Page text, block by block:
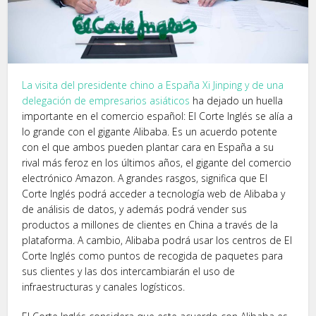
La visita del presidente chino a España Xi Jinping y de una
delegación de empresarios asiáticos ha dejado un huella
importante en el comercio español: El Corte Inglés se alía a
lo grande con el gigante Alibaba. Es un acuerdo potente
con el que ambos pueden plantar cara en España a su
rival más feroz en los últimos años, el gigante del comercio
electrónico Amazon. A grandes rasgos, significa que El
Corte Inglés podrá acceder a tecnología web de Alibaba y
de análisis de datos, y además podrá vender sus
productos a millones de clientes en China a través de la
plataforma. A cambio, Alibaba podrá usar los centros de El
Corte Inglés como puntos de recogida de paquetes para
sus clientes y las dos intercambiarán el uso de
infraestructuras y canales logísticos.